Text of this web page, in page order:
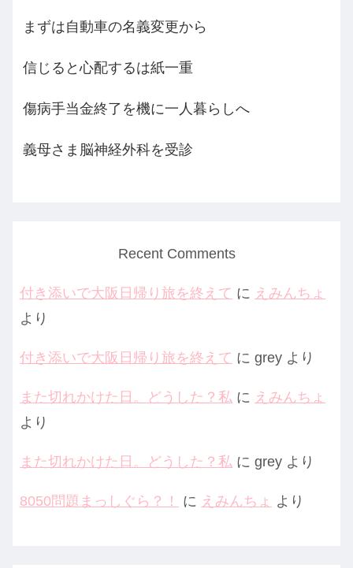
まずは自動車の名義変更から
信じると心配するは紙一重
傷病手当金終了を機に一人暮らしへ
義母さま脳神経外科を受診
Recent Comments
付き添いで大阪日帰り旅を終えて に えみんちょ
より
付き添いで大阪日帰り旅を終えて に grey より
また切れかけた日。どうした？私 に えみんちょ
より
また切れかけた日。どうした？私 に grey より
8050問題まっしぐら？！ に えみんちょ より